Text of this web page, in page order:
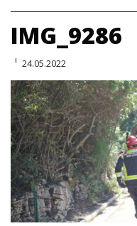
IMG_9286
24.05.2022